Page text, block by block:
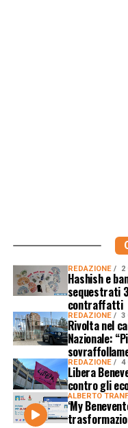
REDAZIONE 2
Hashish e
sequestrati
contraffatti
REDAZIONE 3
Rivolta nel
Nazionale:
REDAZIONE 4
Libera
contro gli
ALBERTO
‘My